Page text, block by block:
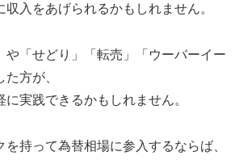
収入をあげられるかもしれません。
や「せどり」「転売」「ウーバーイー
方が、
実践できるかもしれません。
持って為替相場に参入するならば、